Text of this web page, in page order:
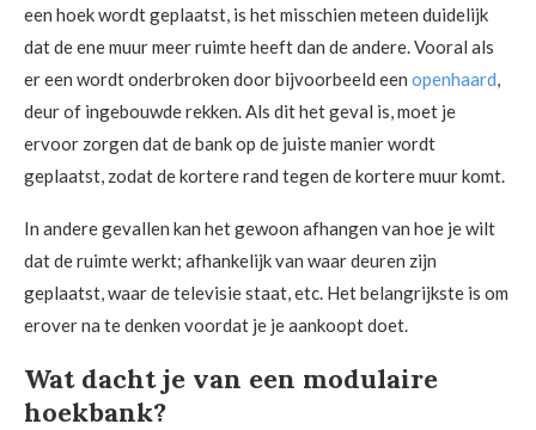
een hoek wordt geplaatst, is het misschien meteen duidelijk
dat de ene muur meer ruimte heeft dan de andere. Vooral als
er een wordt onderbroken door bijvoorbeeld een openhaard,
deur of ingebouwde rekken. Als dit het geval is, moet je
ervoor zorgen dat de bank op de juiste manier wordt
geplaatst, zodat de kortere rand tegen de kortere muur komt.
In andere gevallen kan het gewoon afhangen van hoe je wilt
dat de ruimte werkt; afhankelijk van waar deuren zijn
geplaatst, waar de televisie staat, etc. Het belangrijkste is om
erover na te denken voordat je je aankoopt doet.
Wat dacht je van een modulaire
hoekbank?